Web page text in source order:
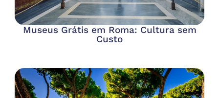
Museus Grátis em Roma: Cultura sem
Custo